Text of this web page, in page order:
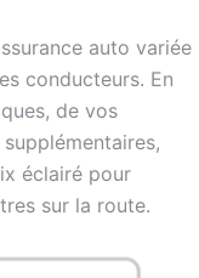
auto variée
conducteurs. En
de vos
éclairé pour
sur la route.